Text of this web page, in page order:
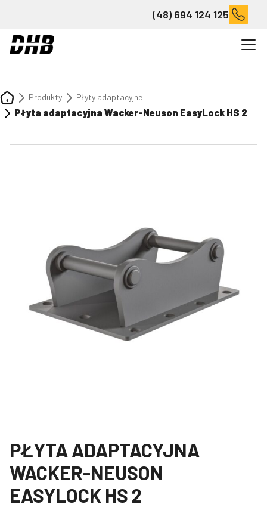
(48) 694 124 125
Produkty Płyty adaptacyjne
Płyta adaptacyjna Wacker-Neuson EasyLock HS 2
PŁYTA ADAPTACYJNA
WACKER-NEUSON
EASYLOCK HS 2